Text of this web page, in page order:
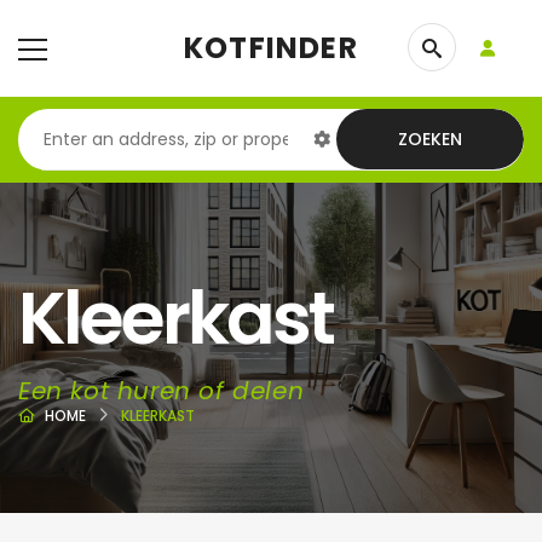
KOTFINDER
ZOEKEN
Kleerkast
Een kot huren of delen
HOME KLEERKAST